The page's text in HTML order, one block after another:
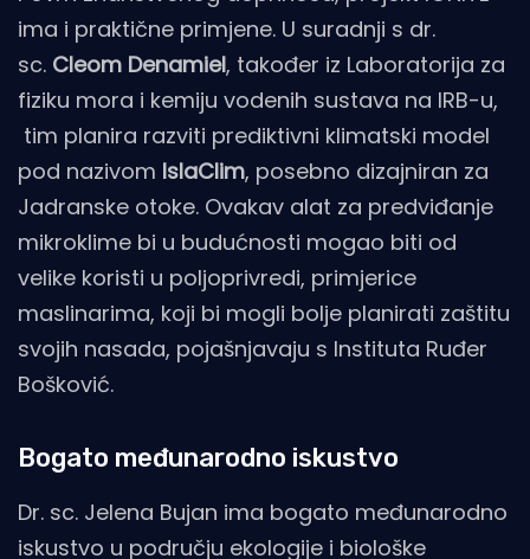
ima i praktične primjene. U suradnji s dr.
sc. Cleom Denamiel, također iz Laboratorija za
fiziku mora i kemiju vodenih sustava na IRB-u,
tim planira razviti prediktivni klimatski model
pod nazivom IslaClim, posebno dizajniran za
Jadranske otoke. Ovakav alat za predviđanje
mikroklime bi u budućnosti mogao biti od
velike koristi u poljoprivredi, primjerice
maslinarima, koji bi mogli bolje planirati zaštitu
svojih nasada, pojašnjavaju s Instituta Ruđer
Bošković.
Bogato međunarodno iskustvo
Dr. sc. Jelena Bujan ima bogato međunarodno
iskustvo u području ekologije i biološke